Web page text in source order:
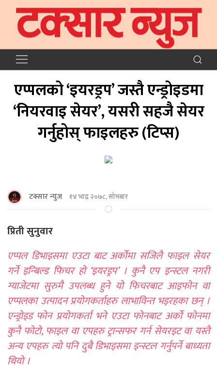
एप्पलको ‘इयरड्रप’ जस्तै एन्ड्रोइडमा
‘नियरवाइ सेयर’, यसरी सहजै सेयर
गर्नुहोस् फाइलहरु (टिप्स)
टक्सार न्युज १४ भाद्र २०७८, सोमबार
प्रिती सुनुवार
एप्पल डिभाइसमा एउटा बाट अर्कोमा सजिलै फाइल सेयर
गर्ने इन्बिल्ड फिचर हो ‘इयरड्रप’ । कुनै एप इन्स्टल नगरी
ग्याजेटमा सुरुमै उपलब्ध हुने यो फिचरबाट आइफोन वा
एप्पलका उत्पादन प्रयोगकर्ताहरु लाभाविन्त भइरहका छन् ।
एन्ड्रोइड फोन प्रयोगकर्ता भने एउटा फोनबाट अर्को फोनमा
कुनै फोटो, फाइल वा एपहरु ट्रान्सफर गर्न सेयरइट वा यस्तै
अन्य एपहरु त्यो पनि दुबै डिभाइसमा इन्स्टल गर्नुपर्ने बाध्यता
थियो ।